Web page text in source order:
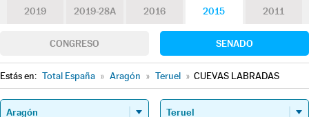
2019 2019-28A 2016 2015 2011
CONGRESO SENADO
Estás en: Total España » Aragón » Teruel » CUEVAS LABRADAS